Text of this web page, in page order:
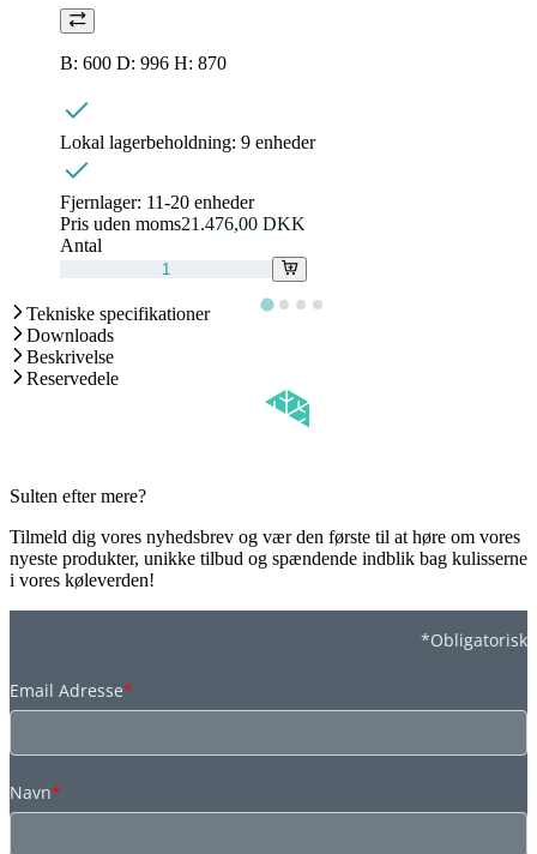
B: 600 D: 996 H: 870
Lokal lagerbeholdning: 9 enheder
Fjernlager: 11-20 enheder
Pris uden moms21.476,00 DKK
Antal
Tekniske specifikationer
Downloads
Beskrivelse
Reservedele
Sulten efter mere?
Tilmeld dig vores nyhedsbrev og vær den første til at høre om vores
nyeste produkter, unikke tilbud og spændende indblik bag kulisserne
i vores køleverden!
*Obligatorisk
Email Adresse*
Navn*